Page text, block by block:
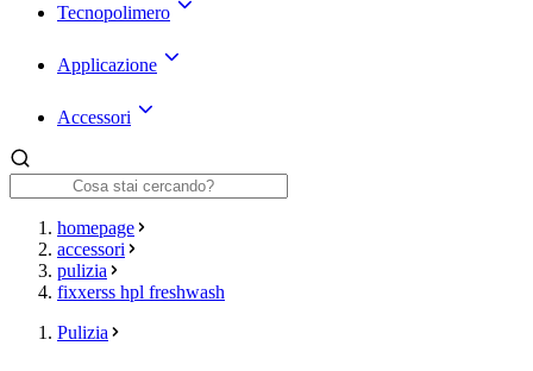
Tecnopolimero
Applicazione
Accessori
homepage
accessori
pulizia
fixxerss hpl freshwash
Pulizia